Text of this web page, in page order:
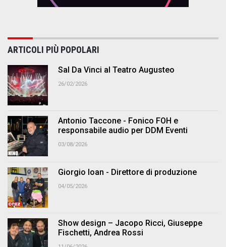
ARTICOLI PIÙ POPOLARI
Sal Da Vinci al Teatro Augusteo
26/02/2026
Antonio Taccone - Fonico FOH e
responsabile audio per DDM Eventi
03/08/2026
Giorgio Ioan - Direttore di produzione
04/05/2026
Show design – Jacopo Ricci, Giuseppe
Fischetti, Andrea Rossi